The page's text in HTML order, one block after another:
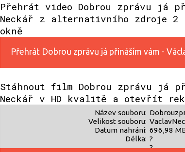
Přehrát video Dobrou zprávu já
Neckář z alternativního zdroje 2
okně
Přehrát Dobrou zprávu já přináším vám -
Stáhnout film Dobrou zprávu já
Neckář v HD kvalitě a otevřít
Název souboru:
Velikost souboru:
Datum nahrání:
Délka:
696,98
?
?